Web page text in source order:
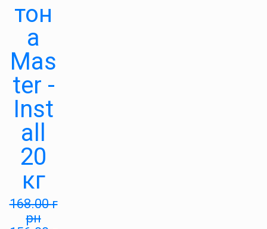
тон
а
Mas
ter -
Inst
all
20
кг
168.00г
рн